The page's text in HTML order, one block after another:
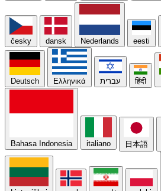
česky dansk Nederlands eesti
Deutsch Ελληνικά עברית हिंदी
Bahasa Indonesia italiano 日本語